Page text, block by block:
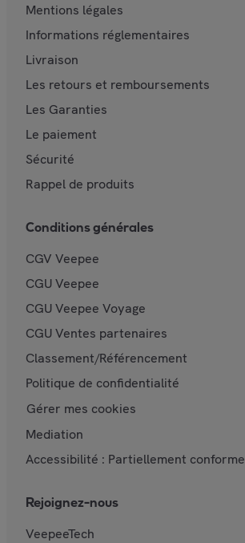
Mentions légales
Informations réglementaires
Livraison
Les retours et remboursements
Les Garanties
Le paiement
Sécurité
Rappel de produits
Conditions générales
CGV Veepee
CGU Veepee
CGU Veepee Voyage
CGU Ventes partenaires
Classement/Référencement
Politique de confidentialité
Gérer mes cookies
Mediation
Accessibilité : Partiellement conforme
Rejoignez-nous
VeepeeTech